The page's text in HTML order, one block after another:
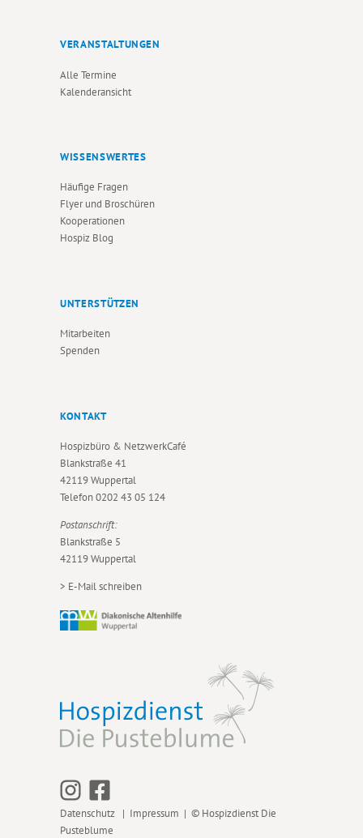
VERANSTALTUNGEN
Alle Termine
Kalenderansicht
WISSENSWERTES
Häufige Fragen
Flyer und Broschüren
Kooperationen
Hospiz Blog
UNTERSTÜTZEN
Mitarbeiten
Spenden
KONTAKT
Hospizbüro & NetzwerkCafé
Blankstraße 41
42119 Wuppertal
Telefon0202 43 05 124
Postanschrift:
Blankstraße 5
42119 Wuppertal
> E-Mail schreiben
Datenschutz | Impressum | © Hospizdienst Die
Pusteblume